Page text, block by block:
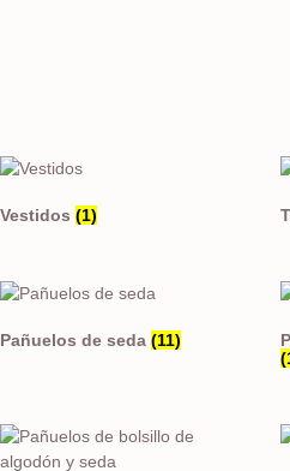
Vestidos (1)
Pañuelos de seda (11)